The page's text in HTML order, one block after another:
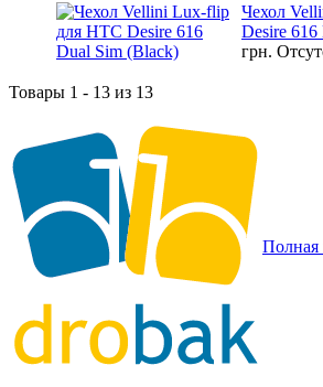
Чехол
Desire
грн.
Товары 1 - 13 из 13
Полная